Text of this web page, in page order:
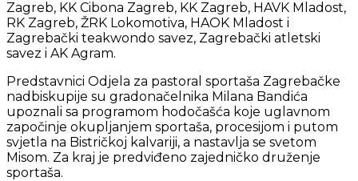
Zagreb, KK Cibona Zagreb, KK Zagreb, HAVK Mladost,
RK Zagreb, ŽRK Lokomotiva, HAOK Mladost i
Zagrebački teakwondo savez, Zagrebački atletski
savez i AK Agram.
Predstavnici Odjela za pastoral sportaša Zagrebačke
nadbiskupije su gradonačelnika Milana Bandića
upoznali sa programom hodočašća koje uglavnom
započinje okupljanjem sportaša, procesijom i putom
svjetla na Bistričkoj kalvariji, a nastavlja se svetom
Misom. Za kraj je predviđeno zajedničko druženje
sportaša.